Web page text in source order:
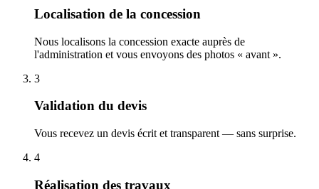
Localisation de la concession
Nous localisons la concession exacte auprès de
l'administration et vous envoyons des photos « avant ».
3
Validation du devis
Vous recevez un devis écrit et transparent — sans surprise.
4
Réalisation des travaux